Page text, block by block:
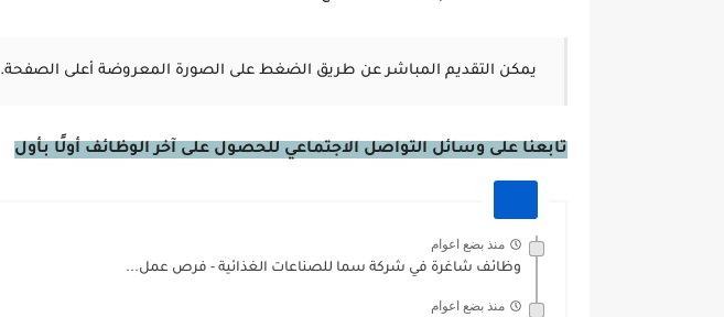
يمكن التقديم المباشر عن طريق الضغط على الصورة المعروضة أعلى الصفحة.
تابعنا على وسائل التواصل الاجتماعي للحصول على آخر الوظائف أولًا بأول
منذ بضع اعوام
وظائف شاغرة في شركة سما للصناعات الغذائية - فرص عمل...
منذ بضع اعوام